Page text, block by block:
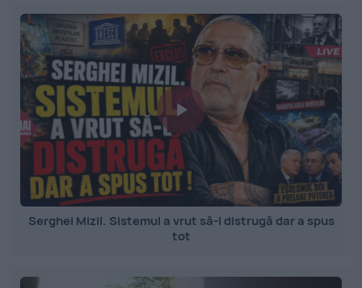
Serghei Mizil. Sistemul a vrut să-l distrugă dar a spus
tot